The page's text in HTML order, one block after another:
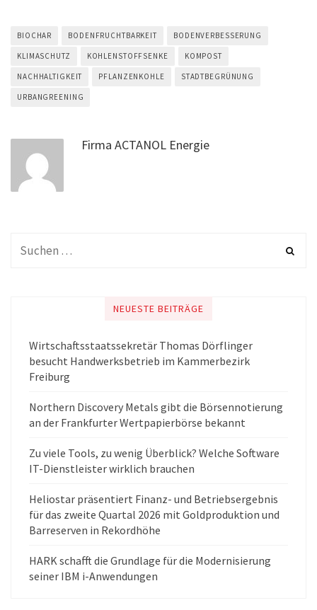
BIOCHAR BODENFRUCHTBARKEIT BODENVERBESSERUNG
KLIMASCHUTZ KOHLENSTOFFSENKE KOMPOST
NACHHALTIGKEIT PFLANZENKOHLE STADTBEGRÜNUNG
URBANGREENING
Firma ACTANOL Energie
NEUESTE BEITRÄGE
Wirtschaftsstaatssekretär Thomas Dörflinger
besucht Handwerksbetrieb im Kammerbezirk
Freiburg
Northern Discovery Metals gibt die Börsennotierung
an der Frankfurter Wertpapierbörse bekannt
Zu viele Tools, zu wenig Überblick? Welche Software
IT-Dienstleister wirklich brauchen
Heliostar präsentiert Finanz- und Betriebsergebnis
für das zweite Quartal 2026 mit Goldproduktion und
Barreserven in Rekordhöhe
HARK schafft die Grundlage für die Modernisierung
seiner IBM i-Anwendungen